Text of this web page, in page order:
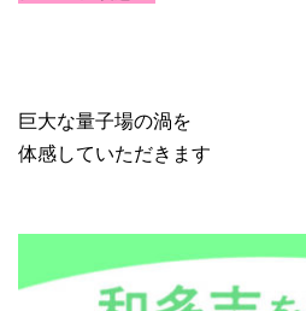
巨大な量子場の渦を
体感していただきます